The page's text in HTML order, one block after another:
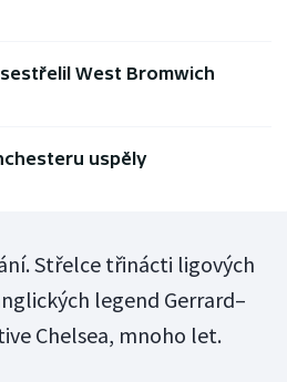
West Bromwich
uspěly
Střelce třinácti ligových
legend Gerrard–
Chelsea, mnoho let.